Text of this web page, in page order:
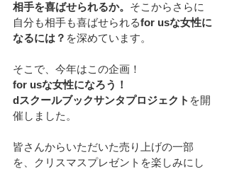
相手を喜ばせられるか。 そこからさらに
自分も相手も喜ばせられるfor usな女性に
なるには？ を深めています。
そこで、今年はこの企画！
for usな女性になろう！
dスクールブックサンタプロジェクト を開
催しました。
皆さんからいただいた売り上げの一部
を、クリスマスプレゼントを楽しみにし